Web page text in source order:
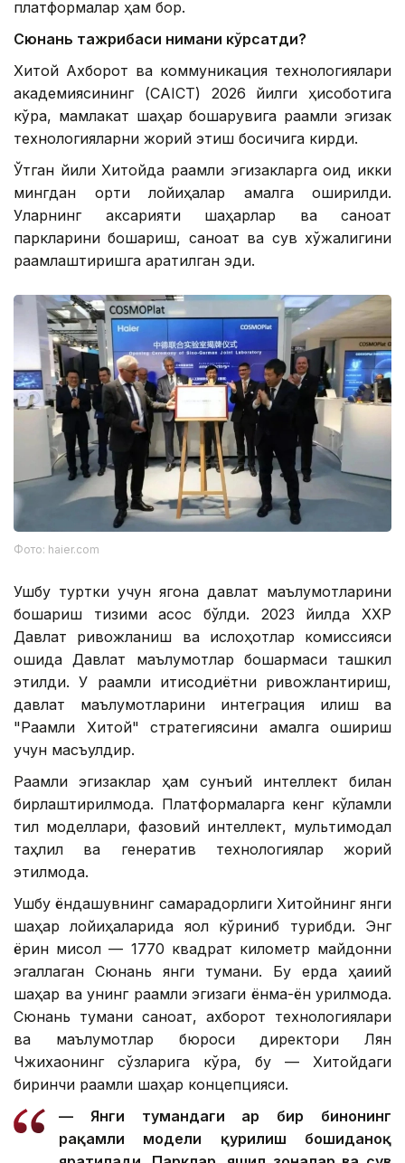
платформалар ҳам бор.
Сюнань тажрибаси нимани кўрсатди?
Хитой Ахборот ва коммуникация технологиялари
академиясининг (CAICT) 2026 йилги ҳисоботига
кўра, мамлакат шаҳар бошқарувига рақамли эгизак
технологияларни жорий этиш босқичига кирди.
Ўтган йили Хитойда рақамли эгизакларга оид икки
мингдан ортиқ лойиҳалар амалга оширилди.
Уларнинг аксарияти шаҳарлар ва саноат
паркларини бошқариш, саноат ва сув хўжалигини
рақамлаштиришга қаратилган эди.
Фото: haier.com
Ушбу туртки учун ягона давлат маълумотларини
бошқариш тизими асос бўлди. 2023 йилда ХХР
Давлат ривожланиш ва ислоҳотлар комиссияси
қошида Давлат маълумотлар бошқармаси ташкил
этилди. У рақамли иқтисодиётни ривожлантириш,
давлат маълумотларини интеграция қилиш ва
"Рақамли Хитой" стратегиясини амалга ошириш
учун масъулдир.
Рақамли эгизаклар ҳам сунъий интеллект билан
бирлаштирилмоқда. Платформаларга кенг кўламли
тил моделлари, фазовий интеллект, мультимодал
таҳлил ва генератив технологиялар жорий
этилмоқда.
Ушбу ёндашувнинг самарадорлиги Хитойнинг янги
шаҳар лойиҳаларида яққол кўриниб турибди. Энг
ёрқин мисол — 1770 квадрат километр майдонни
эгаллаган Сюнань янги тумани. Бу ерда ҳақиқий
шаҳар ва унинг рақамли эгизаги ёнма-ён қурилмоқда.
Сюнань тумани саноат, ахборот технологиялари
ва маълумотлар бюроси директори Лян
Чжихаонинг сўзларига кўра, бу — Хитойдаги
биринчи рақамли шаҳар концепцияси.
— Янги тумандаги ҳар бир бинонинг
рақамли модели қурилиш бошиданоқ